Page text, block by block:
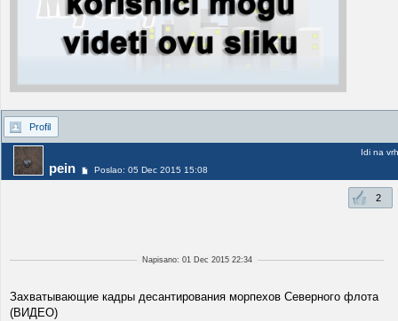
Profil
pein Poslao: 05 Dec 2015 15:08
Idi na vrh
2
Napisano: 01 Dec 2015 22:34
Захватывающие кадры десантирования морпехов Северного флота
(ВИДЕО)